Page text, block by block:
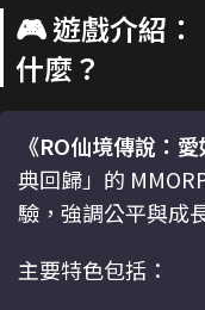
🎮 遊戲介紹
什麼？
《RO仙境傳說：
典回歸」的
驗，強調公平與成
主要特色包括：